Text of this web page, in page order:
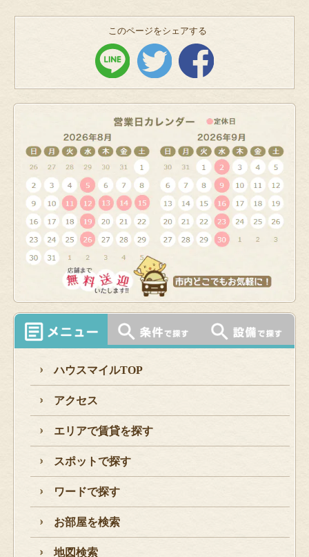
このページをシェアする
ハウスマイルTOP
アクセス
エリアで賃貸を探す
スポットで探す
ワードで探す
お部屋を検索
地図検索